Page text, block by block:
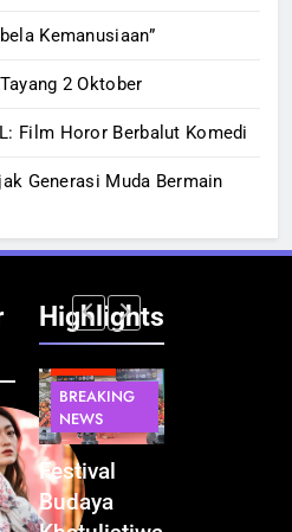
Kemanusiaan”
2 Oktober
Film Horor Berbalut Komedi
Generasi Muda Bermain
Highlights
BREAKING
NEWS
Festival
Budaya